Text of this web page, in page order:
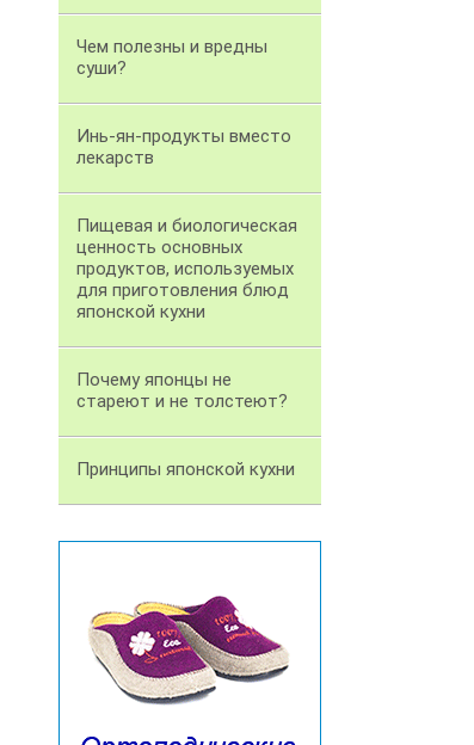
Чем полезны и вредны
суши?
Инь-ян-продукты вместо
лекарств
Пищевая и биологическая
ценность основных
продуктов, используемых
для приготовления блюд
японской кухни
Почему японцы не
стареют и не толстеют?
Принципы японской кухни